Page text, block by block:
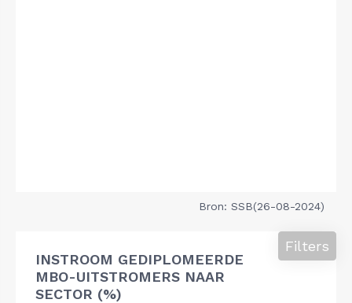
Bron: SSB(26-08-2024)
INSTROOM GEDIPLOMEERDE
MBO-UITSTROMERS NAAR
SECTOR (%)
Filters